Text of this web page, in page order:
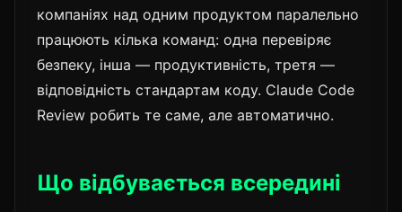
компаніях над одним продуктом паралельно
працюють кілька команд: одна перевіряє
безпеку, інша — продуктивність, третя —
відповідність стандартам коду. Claude Code
Review робить те саме, але автоматично.
Що відбувається всередині